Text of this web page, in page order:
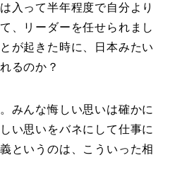
入って半年程度で自分より
、リーダーを任せられまし
が起きた時に、日本みたい
るのか？
みんな悔しい思いは確かに
い思いをバネにして仕事に
というのは、こういった相